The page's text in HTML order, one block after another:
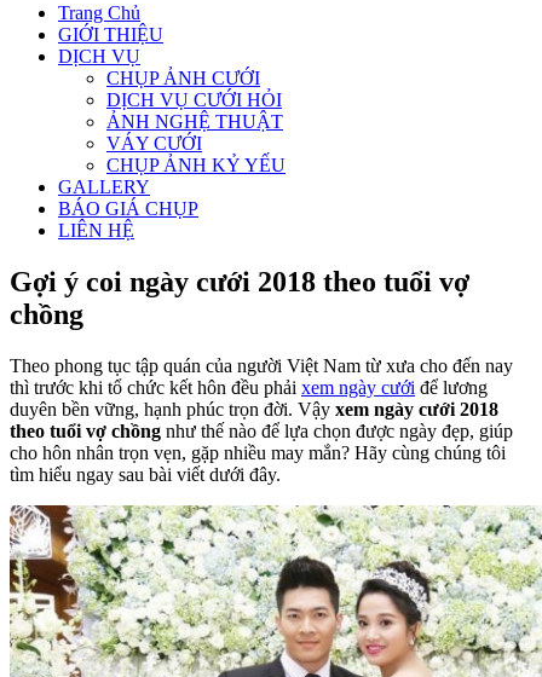
Trang Chủ
GIỚI THIỆU
DỊCH VỤ
CHỤP ẢNH CƯỚI
DỊCH VỤ CƯỚI HỎI
ẢNH NGHỆ THUẬT
VÁY CƯỚI
CHỤP ẢNH KỶ YẾU
GALLERY
BÁO GIÁ CHỤP
LIÊN HỆ
Gợi ý coi ngày cưới 2018 theo tuổi vợ
chồng
Theo phong tục tập quán của người Việt Nam từ xưa cho đến nay
thì trước khi tổ chức kết hôn đều phải xem ngày cưới để lương
duyên bền vững, hạnh phúc trọn đời. Vậy xem ngày cưới 2018
theo tuổi vợ chồng như thế nào để lựa chọn được ngày đẹp, giúp
cho hôn nhân trọn vẹn, gặp nhiều may mắn? Hãy cùng chúng tôi
tìm hiểu ngay sau bài viết dưới đây.